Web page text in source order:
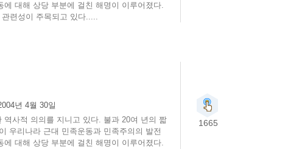
대해 상당 부분에 걸친 해명이 이루어졌다.
련성이 주목되고 있다.....
년 4월 30일
사적 의의를 지니고 있다. 불과 20여 년의 짧
우리나라 근대 민족운동과 민족주의의 발전
대해 상당 부분에 걸친 해명이 이루어졌다.
1665